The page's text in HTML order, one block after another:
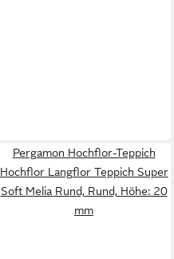
Pergamon Hochflor-Teppich
Hochflor Langflor Teppich Super
Soft Melia Rund, Rund, Höhe: 20
mm